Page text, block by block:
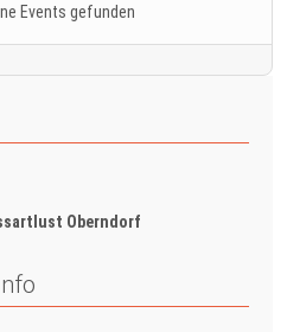
Events gefunden
Oberndorf